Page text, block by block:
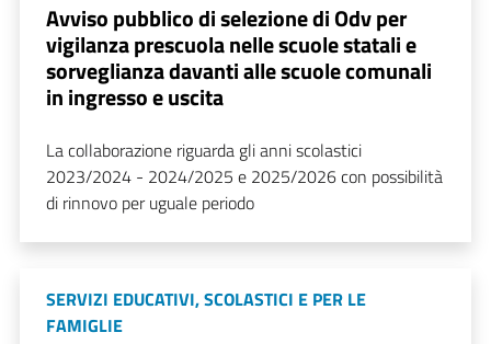
Avviso pubblico di selezione di Odv per
vigilanza prescuola nelle scuole statali e
sorveglianza davanti alle scuole comunali
in ingresso e uscita
La collaborazione riguarda gli anni scolastici
2023/2024 - 2024/2025 e 2025/2026 con possibilità
di rinnovo per uguale periodo
SERVIZI EDUCATIVI, SCOLASTICI E PER LE
FAMIGLIE